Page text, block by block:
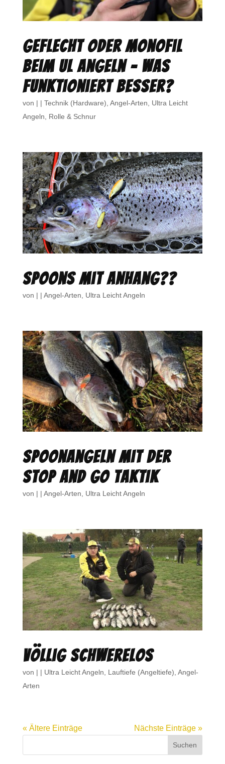
Geflecht oder Monofil
beim Ul Angeln – was
funktioniert besser?
von | | Technik (Hardware), Angel-Arten, Ultra Leicht
Angeln, Rolle & Schnur
Spoons mit Anhang??
von | | Angel-Arten Ultra Leicht Angeln
Spoonangeln mit der
Stop and Go Taktik
von | | Angel-Arten, Ultra Leicht Angeln
Völlig schwerelos
von | | Ultra Leicht Angeln Lauftiefe (Angeltiefe) Angel-
Arten
« Ältere Einträge Nächste Einträge »
Suchen